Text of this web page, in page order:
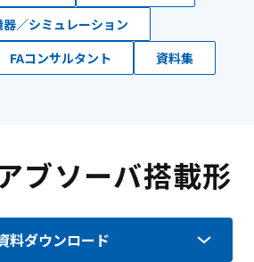
／シミュレーション
FAコンサルタント 資料集
ブソーバ搭載形
料ダウンロード